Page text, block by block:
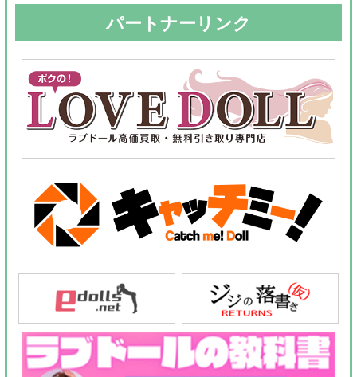
パートナーリンク